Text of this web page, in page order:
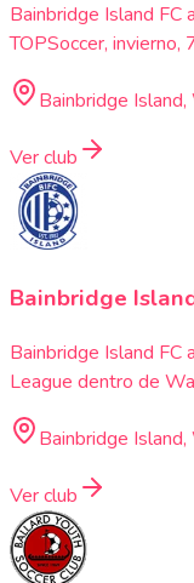
Bainbridge Island
TOPSoccer,
Bainbridge
Ver club
Bainbridge
Bainbridge Island
League dentro de
Bainbridge
Ver club